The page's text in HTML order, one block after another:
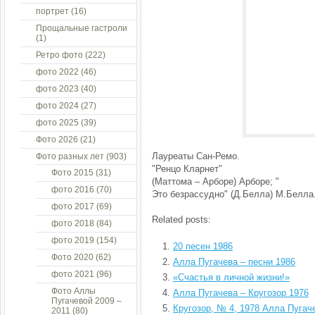
Лауреаты Сан-Ремо.
"Ренцо Кларнет"
(Маттома – Арборе) Арборе; "
Это безрассудно" (Д.Белла)
Related posts:
20 песен 1986
Алла Пугачева – песни 1986
«Счастья в личной жизни!»
Алла Пугачева – Кругозор 1976
Кругозор, № 4, 1978 Алла
портрет (16)
Прощальные гастроли
(1)
Ретро фото (222)
фото 2022 (46)
фото 2023 (40)
фото 2024 (27)
фото 2025 (39)
Фото 2026 (21)
Фото разных лет (903)
Фото 2015 (31)
фото 2016 (70)
фото 2017 (69)
фото 2018 (84)
фото 2019 (154)
Фото 2020 (62)
фото 2021 (96)
Фото Аллы
Пугачевой 2009 –
2011 (80)